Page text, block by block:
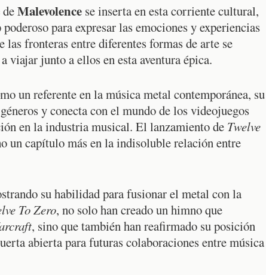
Malevolence se inserta en esta corriente cultural,
para expresar las emociones y experiencias
fronteras entre diferentes formas de arte se
viajar junto a ellos en esta aventura épica.
un referente en la música metal contemporánea, su
y conecta con el mundo de los videojuegos
en la industria musical. El lanzamiento de Twelve
un capítulo más en la indisoluble relación entre
su habilidad para fusionar el metal con la
To Zero, no solo han creado un himno que
, sino que también han reafirmado su posición
abierta para futuras colaboraciones entre música